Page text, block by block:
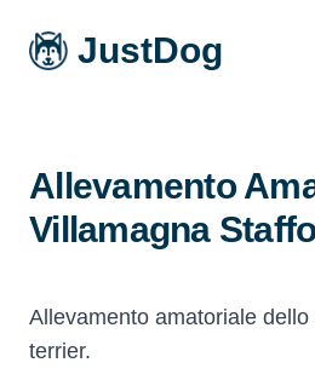
JustDog
Allevamento
Villamagna
Allevamento amatoriale dello
terrier.